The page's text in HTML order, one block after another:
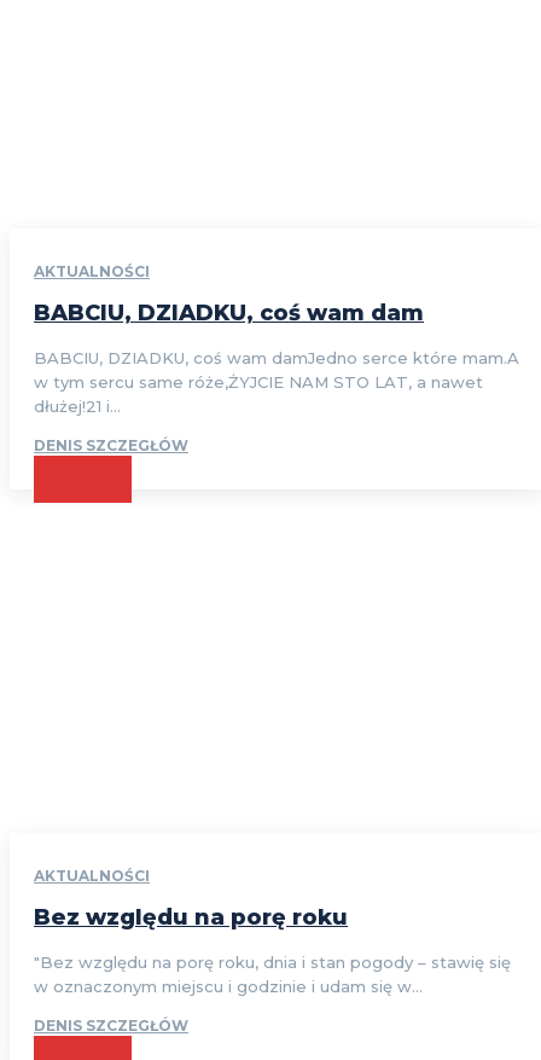
AKTUALNOŚCI
BABCIU, DZIADKU, coś wam dam
BABCIU, DZIADKU, coś wam damJedno serce które mam.A
w tym sercu same róże,ŻYJCIE NAM STO LAT, a nawet
dłużej!21 i...
DENIS SZCZEGŁÓW
AKTUALNOŚCI
Bez względu na porę roku
"Bez względu na porę roku, dnia i stan pogody – stawię się
w oznaczonym miejscu i godzinie i udam się w...
DENIS SZCZEGŁÓW